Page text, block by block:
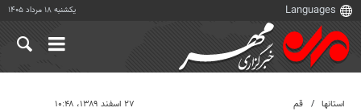
یکشنبه ۱۸ مرداد ۱۴۰۵
استانها قم ۲۷ اسفند ۱۳۸۹، ۱۰:۴۸